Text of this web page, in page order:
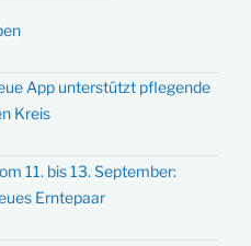
App unterstützt pflegende
Kreis
11. bis 13. September:
Erntepaar